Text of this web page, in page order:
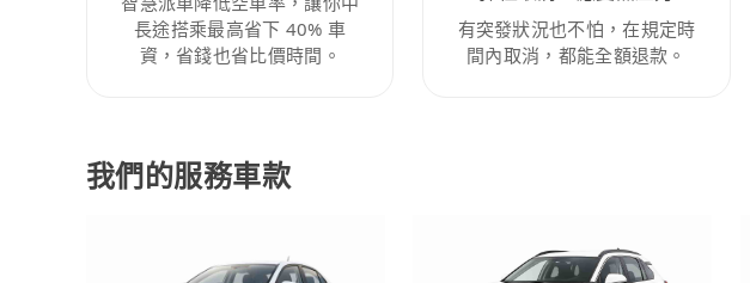
長途搭乘最高省下 40% 車
資，省錢也省比價時間。
有突發狀況也不怕，在規定時
間內取消，都能全額退款。
我們的服務車款